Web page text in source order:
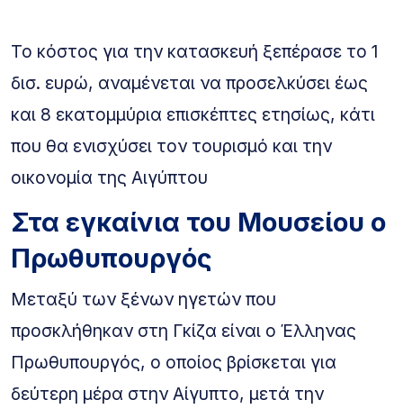
Το κόστος για την κατασκευή ξεπέρασε το 1
δισ. ευρώ, αναμένεται να προσελκύσει έως
και 8 εκατομμύρια επισκέπτες ετησίως, κάτι
που θα ενισχύσει τον τουρισμό και την
οικονομία της Αιγύπτου
Στα εγκαίνια του Μουσείου ο
Πρωθυπουργός
Μεταξύ των ξένων ηγετών που
προσκλήθηκαν στη Γκίζα είναι ο Έλληνας
Πρωθυπουργός, ο οποίος βρίσκεται για
δεύτερη μέρα στην Αίγυπτο, μετά την